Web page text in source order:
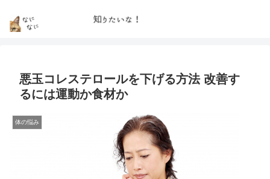
悪玉コレステロールを下げる方法 改善す
るには運動か食材か
体の悩み